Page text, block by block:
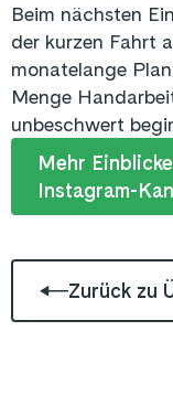
Beim nächsten
der kurzen Fahrt
monatelange
Menge
unbeschwert
Mehr
Instagram-
Zurück zu